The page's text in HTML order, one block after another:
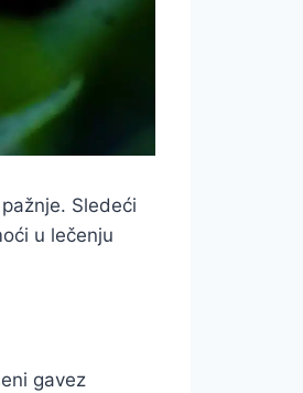
Sledeći
u lečenju
gavez